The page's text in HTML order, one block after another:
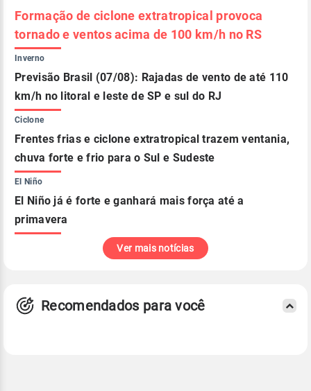
Formação de ciclone extratropical provoca
tornado e ventos acima de 100 km/h no RS
Inverno
Previsão Brasil (07/08): Rajadas de vento de até 110
km/h no litoral e leste de SP e sul do RJ
Ciclone
Frentes frias e ciclone extratropical trazem ventania,
chuva forte e frio para o Sul e Sudeste
El Niño
El Niño já é forte e ganhará mais força até a
primavera
Ver mais notícias
Recomendados para você